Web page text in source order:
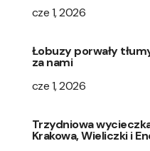
cze 1, 2026
Łobuzy porwały
za nami
cze 1, 2026
Trzydniowa
Krakowa, Wieliczki i